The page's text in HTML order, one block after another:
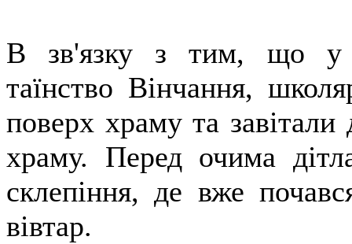
В зв'язку з тим, що у
таїнство Вінчання,
поверх храму та завітали
храму. Перед очима
склепіння, де вже
вівтар.